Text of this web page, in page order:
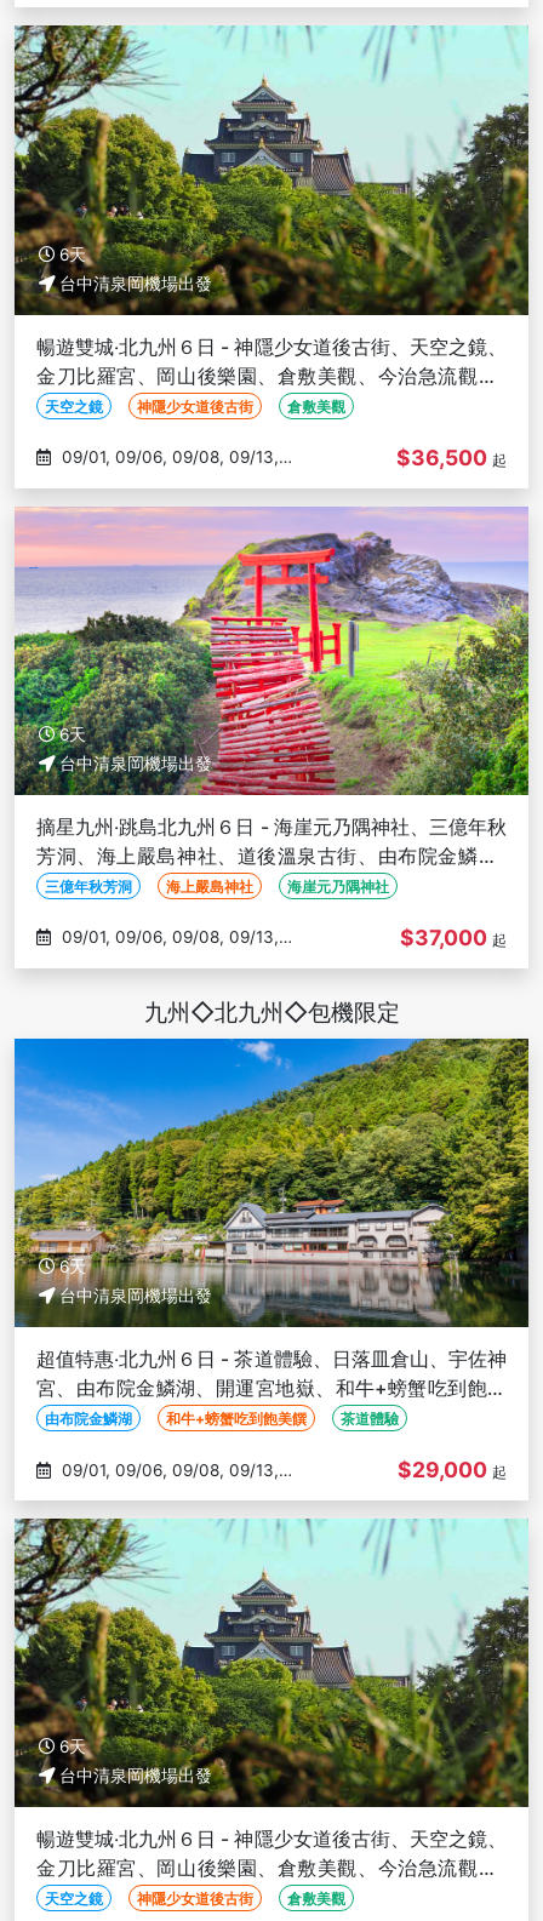
09/15
6天
台中清泉岡機場出發
暢遊雙城‧北九州６日 - 神隱少女道後古街、天空之鏡、
金刀比羅宮、岡山後樂園、倉敷美觀、今治急流觀潮-
台中出發
天空之鏡 神隱少女道後古街 倉敷美觀
09/15
$36,500 起
6天
台中清泉岡機場出發
摘星九州‧跳島北九州６日 - 海崖元乃隅神社、三億年秋
芳洞、海上嚴島神社、道後溫泉古街、由布院金鱗湖-
台中出發
三億年秋芳洞 海上嚴島神社 海崖元乃隅神社
09/15
$37,000 起
九州◇北九州◇包機限定
6天
台中清泉岡機場出發
超值特惠‧北九州６日 - 茶道體驗、日落皿倉山、宇佐神
宮、由布院金鱗湖、開運宮地嶽、和牛+螃蟹吃到飽美
饌-台中出發
由布院金鱗湖 和牛+螃蟹吃到飽美饌 茶道體驗
09/15
$29,000 起
6天
台中清泉岡機場出發
暢遊雙城‧北九州６日 - 神隱少女道後古街、天空之鏡、
金刀比羅宮、岡山後樂園、倉敷美觀、今治急流觀潮-
台中出發
天空之鏡 神隱少女道後古街 倉敷美觀